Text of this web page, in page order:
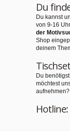
Du
Du kannst
von 9-16
der
Shop
deinem
Du
möchtest
Hotline: